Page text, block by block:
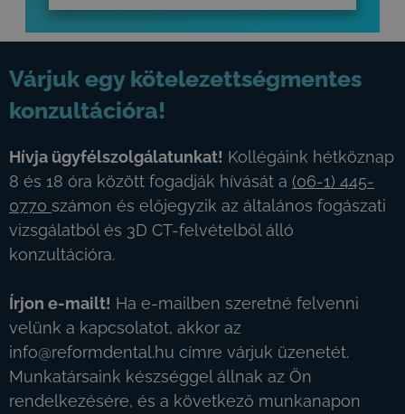
Várjuk egy kötelezettségmentes
konzultációra!
Hívja ügyfélszolgálatunkat! Kollégáink hétköznap
8 és 18 óra között fogadják hívását a (06-1) 445-
0770 számon és előjegyzik az általános fogászati
vizsgálatból és 3D CT-felvételből álló
konzultációra.
Írjon e-mailt! Ha e-mailben szeretné felvenni
velünk a kapcsolatot, akkor az
info@reformdental.hu címre várjuk üzenetét.
Munkatársaink készséggel állnak az Ön
rendelkezésére, és a következő munkanapon